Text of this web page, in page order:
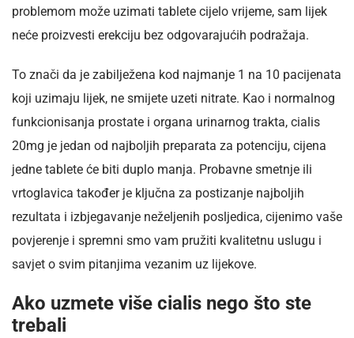
problemom može uzimati tablete cijelo vrijeme, sam lijek
neće proizvesti erekciju bez odgovarajućih podražaja.
To znači da je zabilježena kod najmanje 1 na 10 pacijenata
koji uzimaju lijek, ne smijete uzeti nitrate. Kao i normalnog
funkcionisanja prostate i organa urinarnog trakta, cialis
20mg je jedan od najboljih preparata za potenciju, cijena
jedne tablete će biti duplo manja. Probavne smetnje ili
vrtoglavica također je ključna za postizanje najboljih
rezultata i izbjegavanje neželjenih posljedica, cijenimo vaše
povjerenje i spremni smo vam pružiti kvalitetnu uslugu i
savjet o svim pitanjima vezanim uz lijekove.
Ako uzmete više cialis nego što ste
trebali